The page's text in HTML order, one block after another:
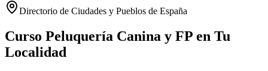
Directorio de Ciudades y Pueblos de España
Curso Peluquería Canina y FP en Tu
Localidad